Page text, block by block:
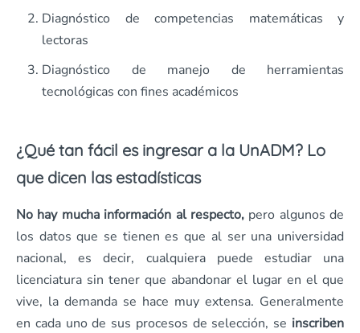
Diagnóstico de competencias matemáticas y
lectoras
Diagnóstico de manejo de herramientas
tecnológicas con fines académicos
¿Qué tan fácil es ingresar a la UnADM? Lo
que dicen las estadísticas
No hay mucha información al respecto,pero algunos de
los datos que se tienen es que al ser una universidad
nacional, es decir, cualquiera puede estudiar una
licenciatura sin tener que abandonar el lugar en el que
vive, la demanda se hace muy extensa. Generalmente
en cada uno de sus procesos de selección, se inscriben